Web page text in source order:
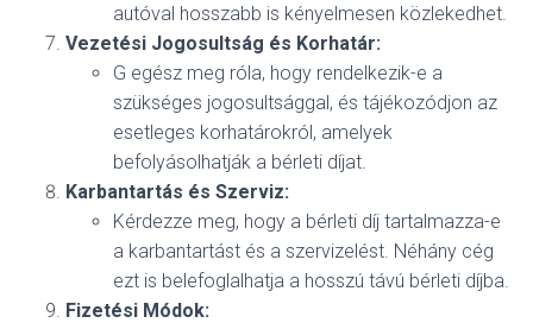
autóval hosszabb is kényelmesen közlekedhet.
Vezetési Jogosultság és Korhatár:
G egész meg róla, hogy rendelkezik-e a
szükséges jogosultsággal, és tájékozódjon az
esetleges korhatárokról, amelyek
befolyásolhatják a bérleti díjat.
Karbantartás és Szerviz:
Kérdezze meg, hogy a bérleti díj tartalmazza-e
a karbantartást és a szervizelést. Néhány cég
ezt is belefoglalhatja a hosszú távú bérleti díjba.
Fizetési Módok: